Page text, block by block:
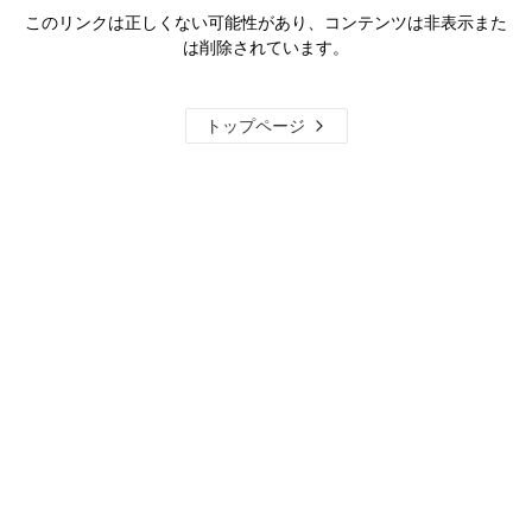
このリンクは正しくない可能性があり、コンテンツは非表示また
は削除されています。
トップページ